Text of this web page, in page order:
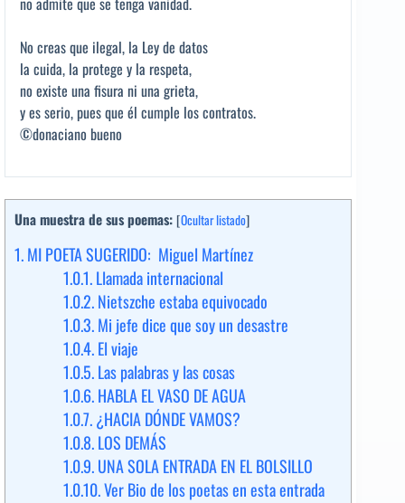
No creas que ilegal, la Ley de datos
la cuida, la protege y la respeta,
no existe una fisura ni una grieta,
y es serio, pues que él cumple los contratos.
©donaciano bueno
Una muestra de sus poemas: [Ocultar listado]
1.MI POETA SUGERIDO: Miguel Martínez
1.0.1.Llamada internacional
1.0.2.Nietszche estaba equivocado
1.0.3.Mi jefe dice que soy un desastre
1.0.4.El viaje
1.0.5.Las palabras y las cosas
1.0.6.HABLA EL VASO DE AGUA
1.0.7.¿HACIA DÓNDE VAMOS?
1.0.8.LOS DEMÁS
1.0.9.UNA SOLA ENTRADA EN EL BOLSILLO
1.0.10.Ver Bio de los poetas en esta entrada